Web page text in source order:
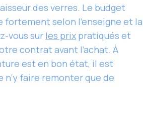
des verres. Le budget
fortement selon l’enseigne et la
vous sur les prix pratiqués et
contrat avant l’achat. À
est en bon état, il est
n’y faire remonter que de